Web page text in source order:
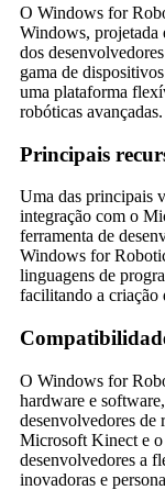
O Windows for
Windows, projetada
dos
gama de
uma plataforma
robóticas avançadas.
Principais
Uma das principais
integração com o
ferramenta de
Windows for
linguagens de
facilitando a criação
O Windows for
hardware e
desenvolvedores de
Microsoft Kinect e
desenvolvedores a
inovadoras e